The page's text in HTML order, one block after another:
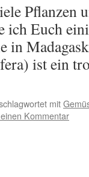
Pflanzen
ich Euch
in
ist ein
mit
Kommentar